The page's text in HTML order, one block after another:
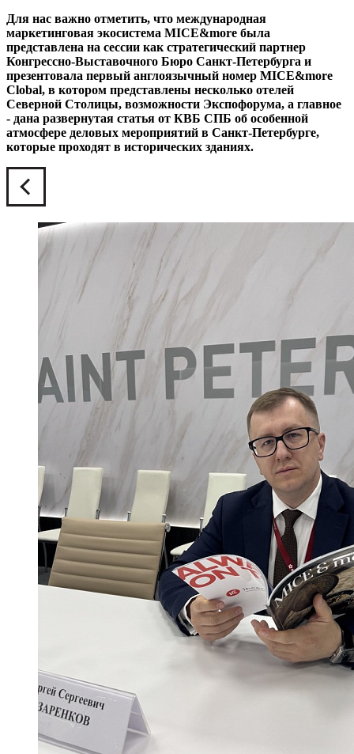
Для нас важно отметить, что международная
маркетинговая экосистема MICE&more была
представлена на сессии как стратегический партнер
Конгрессно-Выставочного Бюро Санкт-Петербурга и
презентовала первый англоязычный номер MICE&more
Clobal, в котором представлены несколько отелей
Северной Столицы, возможности Экспофорума, а главное
- дана развернутая статья от КВБ СПБ об особенной
атмосфере деловых мероприятий в Санкт-Петербурге,
которые проходят в исторических зданиях.